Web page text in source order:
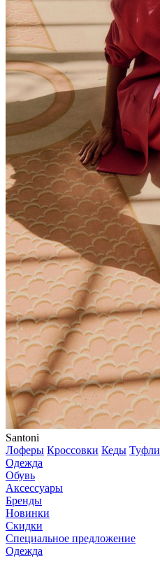
Santoni
Лоферы Кроссовки Кеды Туфли
Одежда
Обувь
Аксессуары
Бренды
Новинки
Скидки
Специальное предложение
Одежда